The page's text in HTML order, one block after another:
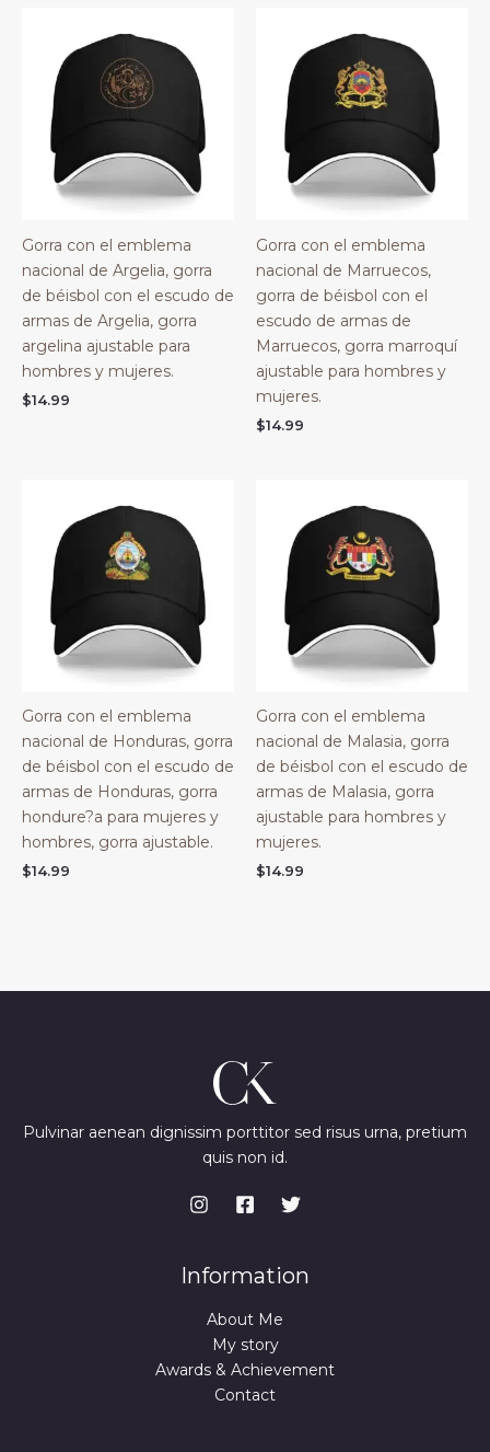
Gorra con el emblema
nacional de Argelia, gorra
de béisbol con el escudo de
armas de Argelia, gorra
argelina ajustable para
hombres y mujeres.
$14.99
Gorra con el emblema
nacional de Marruecos,
gorra de béisbol con el
escudo de armas de
Marruecos, gorra marroquí
ajustable para hombres y
mujeres.
$14.99
Gorra con el emblema
nacional de Honduras, gorra
de béisbol con el escudo de
armas de Honduras, gorra
hondure?a para mujeres y
hombres, gorra ajustable.
$14.99
Gorra con el emblema
nacional de Malasia, gorra
de béisbol con el escudo de
armas de Malasia, gorra
ajustable para hombres y
mujeres.
$14.99
Pulvinar aenean dignissim porttitor sed risus urna, pretium
quis non id.
Information
About Me
My story
Awards & Achievement
Contact